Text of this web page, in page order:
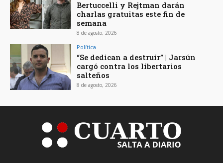
Bertuccelli y Rejtman darán
charlas gratuitas este fin de
semana
8 de agosto, 2026
Política
“Se dedican a destruir” | Jarsún
cargó contra los libertarios
salteños
8 de agosto, 2026